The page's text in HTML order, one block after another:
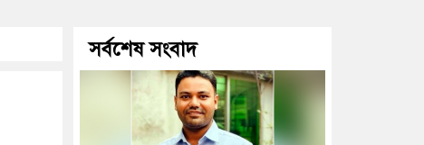
সর্বশেষ সংবাদ